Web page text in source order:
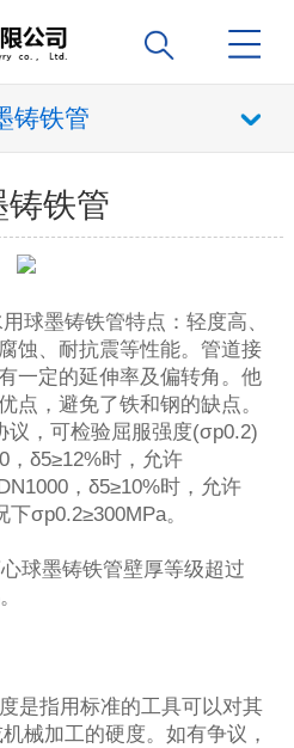
铸铁管
铸铁管
球墨铸铁管特点：轻度高、
蚀、耐抗震等性能。管道接
一定的延伸率及偏转角。他
点，避免了铁和钢的缺点。
议，可检验屈服强度(σp0.2)
，δ5≥12%时，允许
，δ5≥10%时，允许
σp0.2≥300MPa。
球墨铸铁管壁厚等级超过
是指用标准的工具可以对其
械加工的硬度。如有争议，